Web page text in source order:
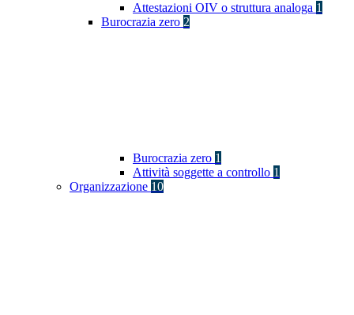
Attestazioni OIV o struttura analoga 1
Burocrazia zero 2
Burocrazia zero 1
Attività soggette a controllo 1
Organizzazione 10